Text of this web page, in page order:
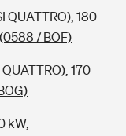
QUATTRO), 180
(0588 / BOF)
170
kW,